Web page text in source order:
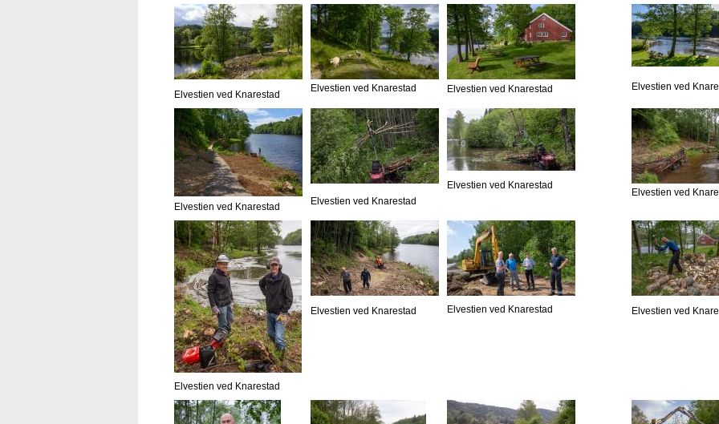
Elvestien ved Knarestad
Elvestien ved Knarestad Elvestien ved Knarestad Elvestien ved
Elvestien ved Knarestad Elvestien ved Knarestad
Elvestien ved Knarestad
Elvestien ved
Elvestien ved Knarestad
Elvestien ved Knarestad Elvestien ved Knarestad Elvestien ved